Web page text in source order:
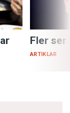
Fler
ARTIKLAR